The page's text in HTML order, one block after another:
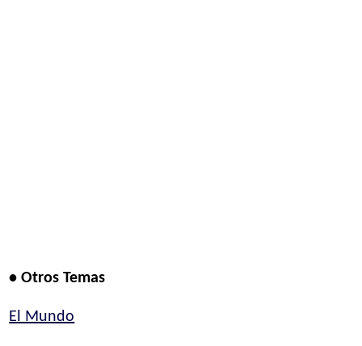
• Otros Temas
El Mundo